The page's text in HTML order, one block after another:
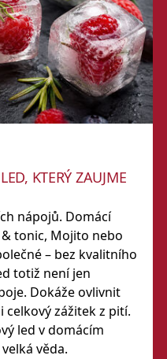
KTERÝ ZAUJME
nápojů. Domácí
tonic, Mojito nebo
– bez kvalitního
totiž není jen
Dokáže ovlivnit
celkový zážitek z pití.
led v domácím
věda.